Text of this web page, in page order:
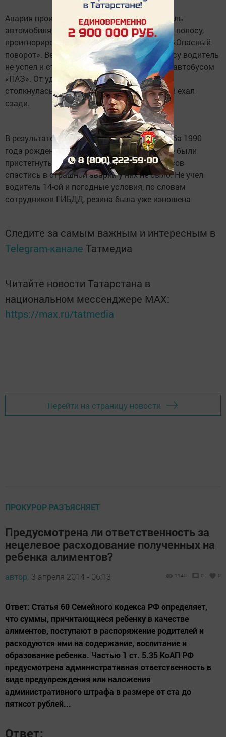
Авария произошла накануне в 16.50. Водитель
автомобиля ВАЗ-2114 выехал на встречную полосу,
проигнорировав знаки «Обгон запрещен» и «Опасный
поворот». Вернуться вовремя на свою полосу водитель
не успел и столкнулся с идущим навстречу автобусом
«ПАЗ». От удара легковушку отбросило, она
столкнулась с автомобилем «УАЗ», который ехал
сзади.
В результате водитель и пассажирка 1-ой, оба 1990
года рождения, погибли на месте. Погибшие были
пристегнуты ремнем безопасности, но шансов
спастись в страшной аварии у них не было. Не учел
водитель 14-ой и погодные условия, по словам
сотрудников ГИБДД, резина была уже изношена
Следите за самым важным и интересным в
Telegram-канале Татмедиа
Читайте новости Татарстана в
национальном мессенджере MАХ:
https://max.ru/tatmedia
Перейти на страницу новости
ПРОКУРОР РАЗЪЯСНЯЕТ
Предусмотрена ли ответственность за
нецелевое расходование полученных на
ребенка алиментов?
автор, 3 апреля 2014 - 06:13 1140 0 0
Ответ: Статья 60 Семейного кодекса РФ определяет,
что суммы, причитающиеся ребенку в качестве
алиментов, поступают в распоряжение родителей и
расходуются ими на содержание, воспитание и
образование ребенка. Частью 1 ст. 5.35 КоАП РФ
предусмотрена административная ответственность в
виде предупреждения или наложения
административного штрафа в размере от ста до
пятисот рублей...
Ответ: